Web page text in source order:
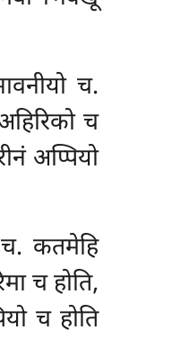
च.
च
अप्पियो
कतमेहि
च होति,
च होति